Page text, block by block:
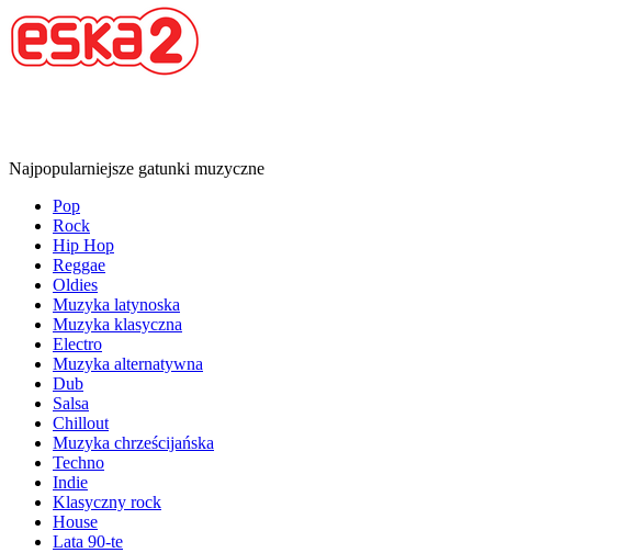
Najpopularniejsze gatunki muzyczne
Pop
Rock
Hip Hop
Reggae
Oldies
Muzyka latynoska
Muzyka klasyczna
Electro
Muzyka alternatywna
Dub
Salsa
Chillout
Muzyka chrześcijańska
Techno
Indie
Klasyczny rock
House
Lata 90-te